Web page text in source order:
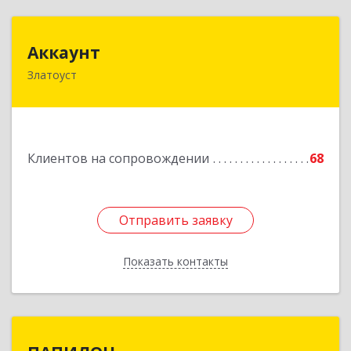
Аккаунт
Златоуст
Клиентов на сопровождении 68
Отправить заявку
Показать контакты
456200, Челябинская обл, Златоуст г, 40-летия
Отправить заявку
Назад